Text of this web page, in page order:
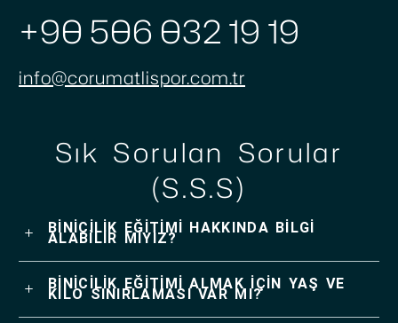
+90 506 032 19 19
info@corumatlispor.com.tr
Sık Sorulan Sorular
(S.S.S)
BİNİCİLİK EĞİTİMİ HAKKINDA BİLGİ
ALABİLİR MİYİZ?
BİNİCİLİK EĞİTİMİ ALMAK İÇİN YAŞ VE
KİLO SINIRLAMASI VAR MI?